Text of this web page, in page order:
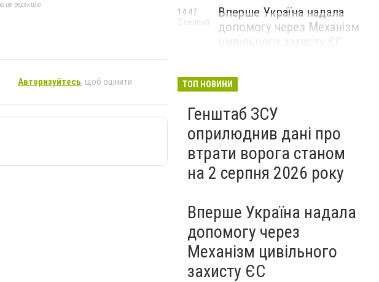
це редакцію
Авторизуйтесь, щоб оцінити
Вперше Україна надала
допомогу через Механізм
цивільного захисту ЄС
14:47
2 серпня
ТОП НОВИНИ
Генштаб ЗСУ
оприлюднив дані про
втрати ворога станом
на 2 серпня 2026 року
Вперше Україна надала
допомогу через
Механізм цивільного
захисту ЄС